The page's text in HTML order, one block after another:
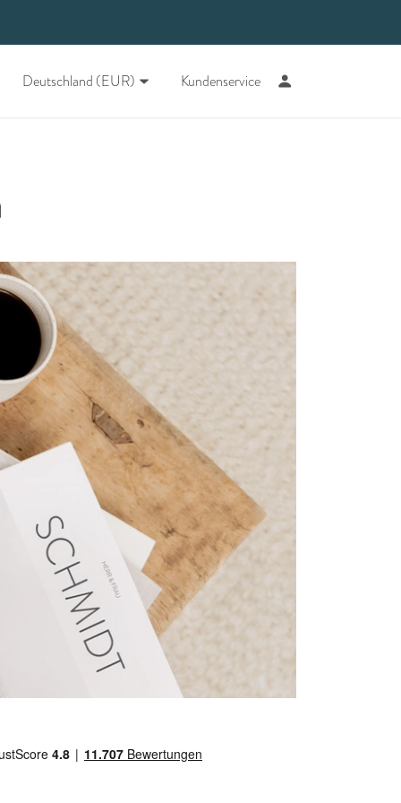
Deutschland (EUR) Kundenservice